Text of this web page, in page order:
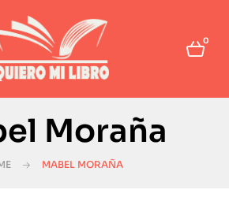
0
Moraña
MABEL MORAÑA